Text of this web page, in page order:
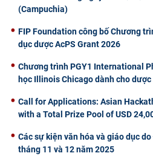
(Campuchia)
FIP Foundation công bố Chương
dục dược AcPS Grant 2026
Chương trình PGY1 International
học Illinois Chicago dành cho
Call for Applications: Asian
with a Total Prize Pool of USD
Các sự kiện văn hóa và giáo dục
tháng 11 và 12 năm 2025